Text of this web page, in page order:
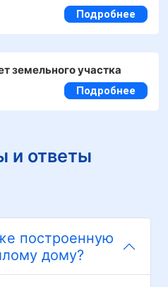
Подробнее
земельного участка
Подробнее
и ответы
построенную
дому?